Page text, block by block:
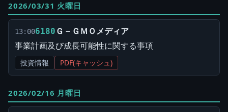
2026/03/31 火曜日
13:006180 Ｇ－ＧＭＯメディア
事業計画及び成長可能性に関する事項
投資情報 PDF(キャッシュ)
2026/02/16 月曜日